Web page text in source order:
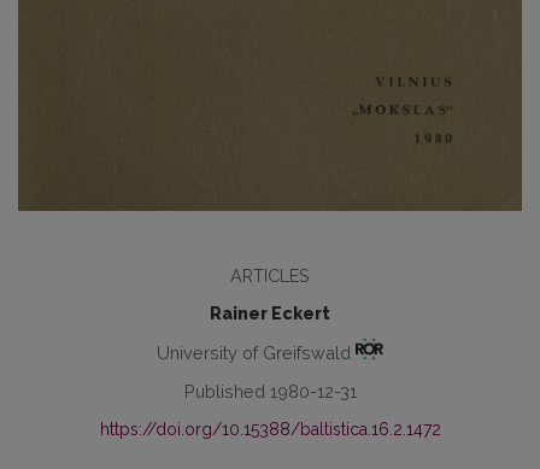
ARTICLES
Rainer Eckert
University of Greifswald
Published 1980-12-31
https://doi.org/10.15388/baltistica.16.2.1472